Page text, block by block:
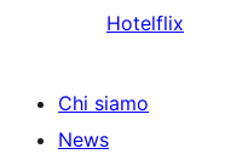
Hotelflix
Chi siamo
News